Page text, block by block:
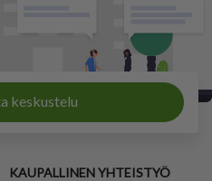
keskustelu
KAUPALLINEN YHTEISTYÖ